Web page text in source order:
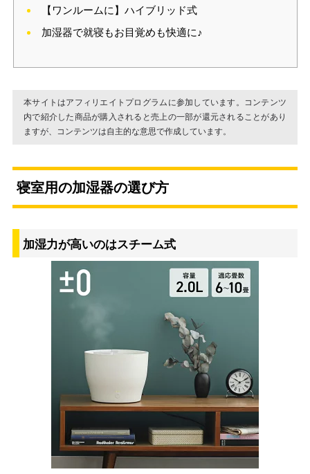
【ワンルームに】ハイブリッド式
加湿器で就寝もお目覚めも快適に♪
本サイトはアフィリエイトプログラムに参加しています。コンテンツ
内で紹介した商品が購入されると売上の一部が還元されることがあり
ますが、コンテンツは自主的な意思で作成しています。
寝室用の加湿器の選び方
加湿力が高いのはスチーム式